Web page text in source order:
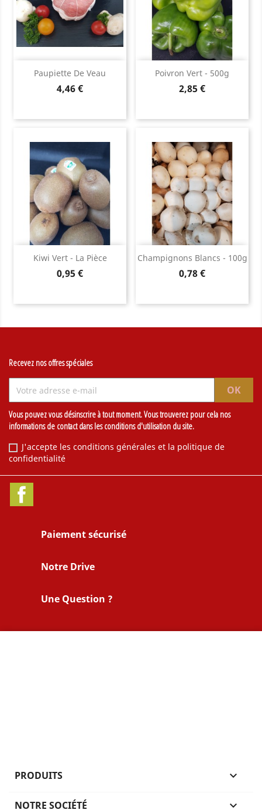
Paupiette De Veau
Prix
4,46 €
Poivron Vert - 500g
Prix
2,85 €
Kiwi Vert - La Pièce
Prix
0,95 €
Champignons Blancs - 100g
Prix
0,78 €
Recevez nos offres spéciales
Vous pouvez vous désinscrire à tout moment. Vous trouverez pour cela nos
informations de contact dans les conditions d'utilisation du site.
J'accepte les conditions générales et la politique de
confidentialité
Paiement sécurisé
Notre Drive
Une Question ?
PRODUITS 
NOTRE SOCIÉTÉ 